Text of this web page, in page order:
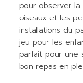
pour observer la
oiseaux et les
installations du
jeu pour les
parfait pour une
bon repas en